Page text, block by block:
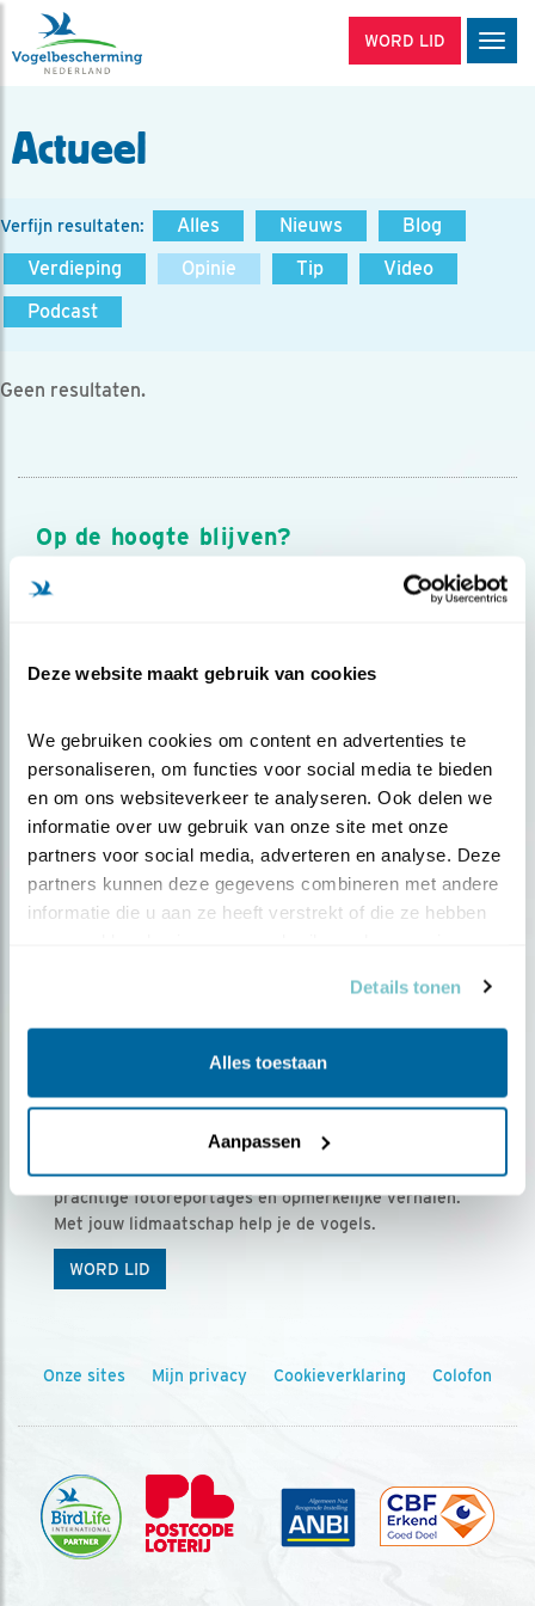
Deze website maakt gebruik van cookies
We gebruiken cookies om content en advertenties te
personaliseren, om functies voor social media te bieden
en om ons websiteverkeer te analyseren. Ook delen we
informatie over uw gebruik van onze site met onze
partners voor social media, adverteren en analyse. Deze
partners kunnen deze gegevens combineren met andere
informatie die u aan ze heeft verstrekt of die ze hebben
Details tonen
Alles toestaan
Aanpassen
WORD LID
Actueel
Verfijn resultaten: Alles Nieuws
Blog
Verdieping
Opinie Tip
Video
Podcast
Geen resultaten.
Op de hoogte blijven?
Meld je aan en ontvang nieuws, inspiratie, acties en tips
over vogels en activiteiten van Vogelbescherming.
Ontvang 5 x Vogels voor € 36,00 per jaar
Vogels is het tijdschrift voor onze leden, met
prachtige fotoreportages en opmerkelijke verhalen.
Met jouw lidmaatschap help je de vogels.
WORD LID
Onze sites Mijn privacy Cookieverklaring Colofon